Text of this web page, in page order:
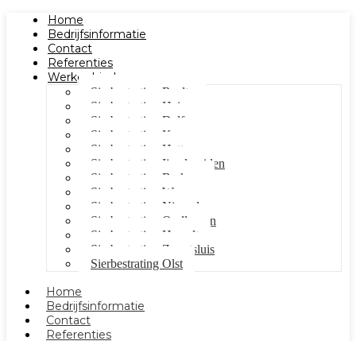
Home
Bedrijfsinformatie
Contact
Referenties
Werkgebied
Sierbestrating Raalte
Sierbestrating Heino
Sierbestrating Dalfsen
Sierbestrating Kampen
Sierbestrating Hattem
Sierbestrating Ijsselmuiden
Sierbestrating Berkum
Sierbestrating Wezep
Sierbestrating Nieuwleusen
Sierbestrating Oudleusen
Sierbestrating Hasselt
Sierbestrating Zwartsluis
Sierbestrating Olst
Home
Bedrijfsinformatie
Contact
Referenties